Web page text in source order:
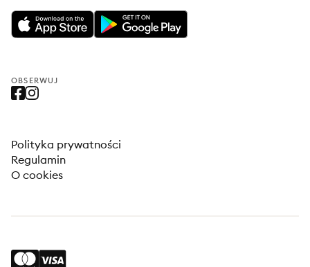
OBSERWUJ
Polityka prywatności
Regulamin
O cookies